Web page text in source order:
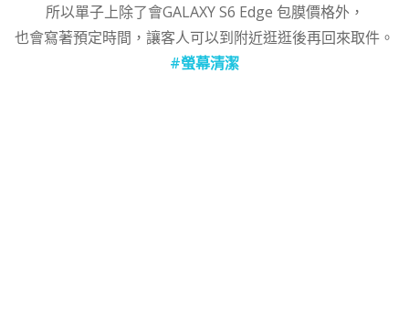
所以單子上除了會GALAXY S6 Edge 包膜價格外，
也會寫著預定時間，讓客人可以到附近逛逛後再回來取件。
#螢幕清潔